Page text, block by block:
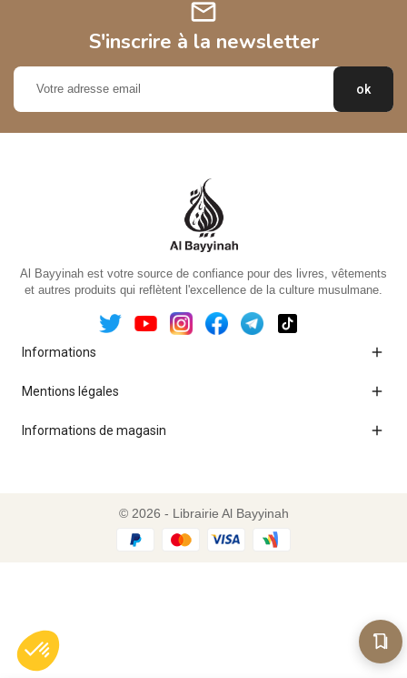
mail
S'inscrire à la newsletter
Al Bayyinah est votre source de confiance pour des livres, vêtements
et autres produits qui reflètent l'excellence de la culture musulmane.
Informations 
Mentions légales 
Informations de magasin 
© 2026 - Librairie Al Bayyinah